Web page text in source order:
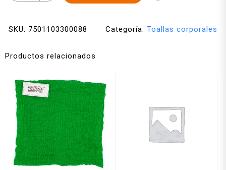
SKU: 7501103300088 Categoría: Toallas corporales
Productos relacionados